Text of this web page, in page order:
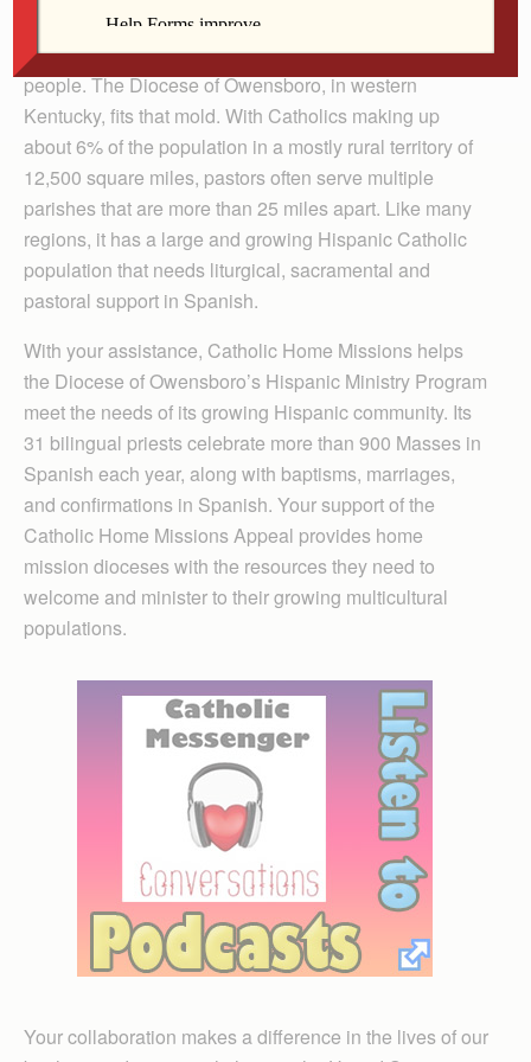
Catholic populations are distributed across a large
geographical area and there are few priests to serve the
people. The Diocese of Owensboro, in western
Kentucky, fits that mold. With Catholics making up
about 6% of the population in a mostly rural territory of
12,500 square miles, pastors often serve multiple
parishes that are more than 25 miles apart. Like many
regions, it has a large and growing Hispanic Catholic
population that needs liturgical, sacramental and
pastoral support in Spanish.
With your assistance, Catholic Home Missions helps
the Diocese of Owensboro’s Hispanic Ministry Program
meet the needs of its growing Hispanic community. Its
31 bilingual priests celebrate more than 900 Masses in
Spanish each year, along with baptisms, marriages,
and confirmations in Spanish. Your support of the
Catholic Home Missions Appeal provides home
mission dioceses with the resources they need to
welcome and minister to their growing multicultural
populations.
Your collaboration makes a difference in the lives of our